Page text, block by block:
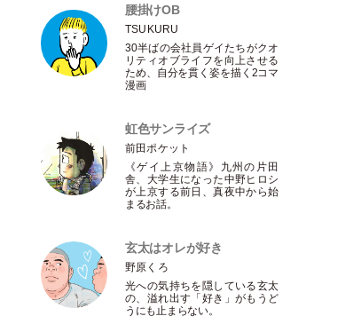
腰掛けOB
TSUKURU
30半ばの会社員ゲイたちがクオ
リティオブライフを向上させる
ため、自分を貫く姿を描く2コマ
漫画
虹色サンライズ
前田ポケット
《ゲイ上京物語》九州の片田
舎、大学生になった中野ヒロシ
が上京する前日、真夜中から始
まるお話。
玄太はオレが好き
野原くろ
光への気持ちを隠している玄太
の、溢れ出す 「好き 」がもうど
うにも止まらない。